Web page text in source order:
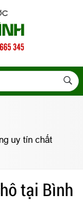
uy tín chất
tại Bình